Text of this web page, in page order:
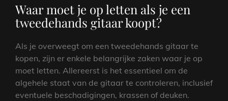
Waar moet je op letten als je een
tweedehands gitaar koopt?
Als je overweegt om een tweedehands gitaar te
kopen, zijn er enkele belangrijke zaken waar je op
moet letten. Allereerst is het essentieel om de
algehele staat van de gitaar te controleren, inclusief
eventuele beschadigingen, krassen of deuken.